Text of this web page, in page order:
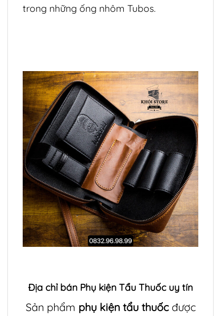
trong những ống nhôm Tubos.
Địa chỉ bán Phụ kiện Tẩu Thuốc uy tín
Sản phẩm phụ kiện tẩu thuốc được